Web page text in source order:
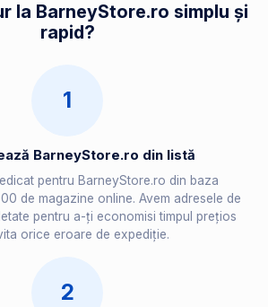
la BarneyStore.ro simplu și
rapid?
1
BarneyStore.ro din listă
pentru BarneyStore.ro din baza
de magazine online. Avem adresele de
pentru a-ți economisi timpul prețios
orice eroare de expediție.
2